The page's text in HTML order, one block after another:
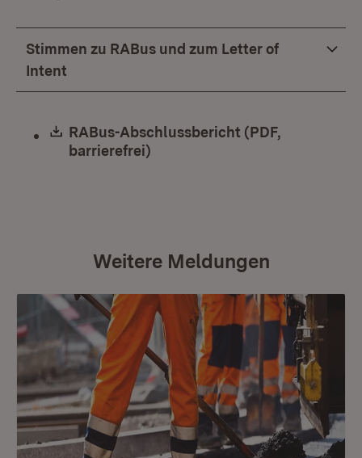
Stimmen zu RABus und zum Letter of
Intent
Download:
RABus-Abschlussbericht (PDF,
barrierefrei)
Weitere Meldungen